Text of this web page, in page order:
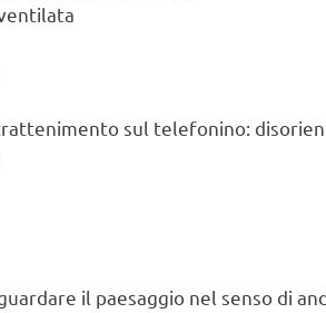
sul telefonino:
il paesaggio nel senso di